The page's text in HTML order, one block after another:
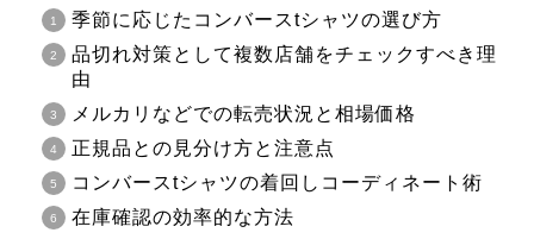
季節に応じたコンバースtシャツの選び方
品切れ対策として複数店舗をチェックすべき理
由
メルカリなどでの転売状況と相場価格
正規品との見分け方と注意点
コンバースtシャツの着回しコーディネート術
在庫確認の効率的な方法